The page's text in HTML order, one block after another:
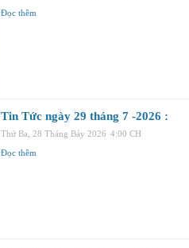
Đọc thêm
Tin Tức ngày 29 tháng 7 -2026 :
Thứ Ba, 28 Tháng Bảy 2026 4:00 CH
Đọc thêm